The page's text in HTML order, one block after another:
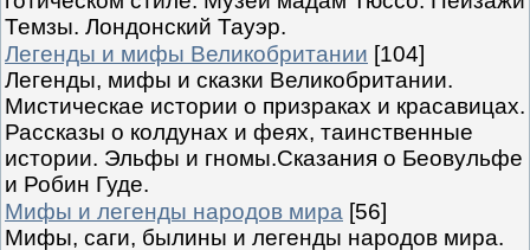
Темзы. Лондонский Тауэр.
Легенды и мифы Великобритании [104]
Легенды, мифы и сказки Великобритании.
Мистическае истории о призраках и красавицах.
Рассказы о колдунах и феях, таинственные
истории. Эльфы и гномы.Сказания о Беовульфе
и Робин Гуде.
Мифы и легенды народов мира [56]
Мифы, саги, былины и легенды народов мира.